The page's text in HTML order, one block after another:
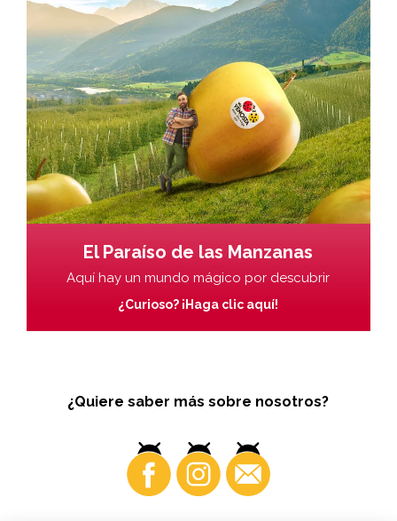
El Paraíso de las Manzanas
Aquí hay un mundo mágico por descubrir
¿Curioso? ¡Haga clic aquí!
¿Quiere saber más sobre nosotros?